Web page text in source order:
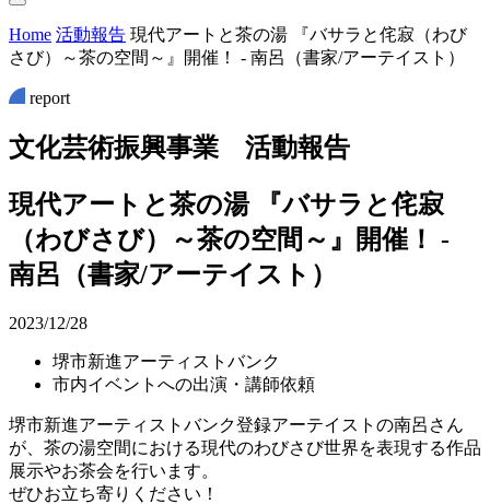
Home 活動報告 現代アートと茶の湯 『バサラと侘寂（わび
さび）～茶の空間～』開催！ ‐ 南呂（書家/アーテイスト）
report
文化芸術振興事業 活動報告
現代アートと茶の湯 『バサラと侘寂
（わびさび）～茶の空間～』開催！ ‐
南呂（書家/アーテイスト）
2023/12/28
堺市新進アーティストバンク
市内イベントへの出演・講師依頼
堺市新進アーティストバンク登録アーテイストの南呂さん
が、茶の湯空間における現代のわびさび世界を表現する作品
展示やお茶会を行います。
ぜひお立ち寄りください！